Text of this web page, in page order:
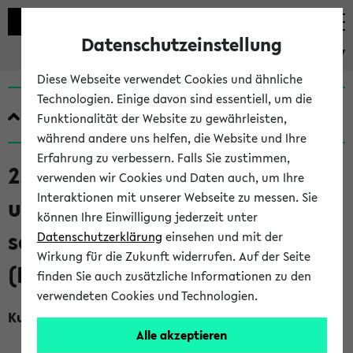
eKVV
Quicklinks
250329 Bindungsunsicherheiten
und Traumatisierungen als
schulische Herausforderung
(BS) (SoSe 2026)
Kurzkommentar
M.Ed. ISP SF: Diese Veranstaltung darf nicht vorstudiert
Datenschutzeinstellung
Diese Webseite verwendet Cookies und ähnliche
Technologien. Einige davon sind essentiell, um die
Funktionalität der Website zu gewährleisten,
während andere uns helfen, die Website und Ihre
Erfahrung zu verbessern. Falls Sie zustimmen,
verwenden wir Cookies und Daten auch, um Ihre
Interaktionen mit unserer Webseite zu messen. Sie
können Ihre Einwilligung jederzeit unter
Datenschutzerklärung einsehen und mit der
Wirkung für die Zukunft widerrufen. Auf der Seite
finden Sie auch zusätzliche Informationen zu den
verwendeten Cookies und Technologien.
Alle akzeptieren